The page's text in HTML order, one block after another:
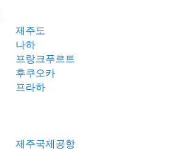
제주도
나하
프랑크푸르트
후쿠오카
프라하
제주국제공항